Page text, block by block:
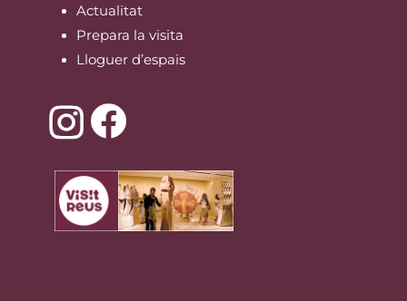
Actualitat
Prepara la visita
Lloguer d’espais